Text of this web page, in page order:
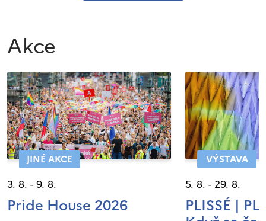
Akce
JINÉ AKCE
3. 8. - 9. 8.
Pride House 2026
VÝSTAVA
5. 8. - 29. 8.
PLISSÉ |